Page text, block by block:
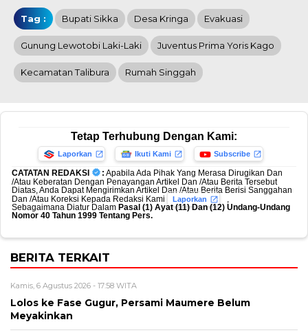
Tag : Bupati Sikka Desa Kringa Evakuasi
Gunung Lewotobi Laki-Laki Juventus Prima Yoris Kago
Kecamatan Talibura Rumah Singgah
Tetap Terhubung Dengan Kami:
Laporkan Ikuti Kami Subscribe
CATATAN REDAKSI : Apabila Ada Pihak Yang Merasa Dirugikan Dan
/Atau Keberatan Dengan Penayangan Artikel Dan /Atau Berita Tersebut
Diatas, Anda Dapat Mengirimkan Artikel Dan /Atau Berita Berisi Sanggahan
Dan /Atau Koreksi Kepada Redaksi Kami
Laporkan
,
Sebagaimana Diatur Dalam Pasal (1) Ayat (11) Dan (12) Undang-Undang
Nomor 40 Tahun 1999 Tentang Pers.
BERITA TERKAIT
Kamis, 6 Agustus 2026 - 17:58 WITA
Lolos ke Fase Gugur, Persami Maumere Belum
Meyakinkan